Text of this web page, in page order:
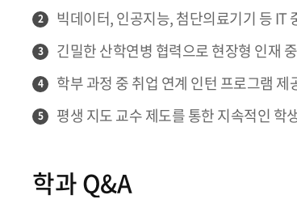
2 빅데이터, 인공지능, 첨단의료기기 등 IT
3 긴밀한 산학연병 협력으로 현장형 인재
4 학부 과정 중 취업 연계 인턴 프로그램 제
5 평생 지도 교수 제도를 통한 지속적인 학
학과 Q&A